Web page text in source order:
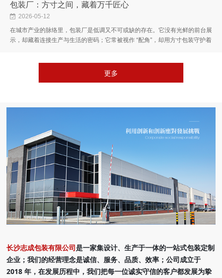
包装厂：方寸之间，藏着万千匠心
2026-05-12
在城市产业的脉络里，包装厂是低调又不可或缺的存在。它没有光鲜的前台展
示，却藏着连接生产与生活的密码；它常被视作 “配角”，却用方寸包装守护着
更多
长沙志成包装有限公司是一家集设计、生产于一体的一站式包装定制
企业；我们的经营理念是诚信、服务、品质、效率；公司成立于
2018 年，在发展历程中，我们把每一位诚实守信的客户都发展为挚